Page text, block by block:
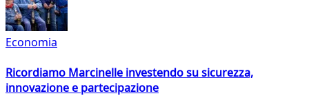
Economia
Ricordiamo Marcinelle investendo su sicurezza,
innovazione e partecipazione